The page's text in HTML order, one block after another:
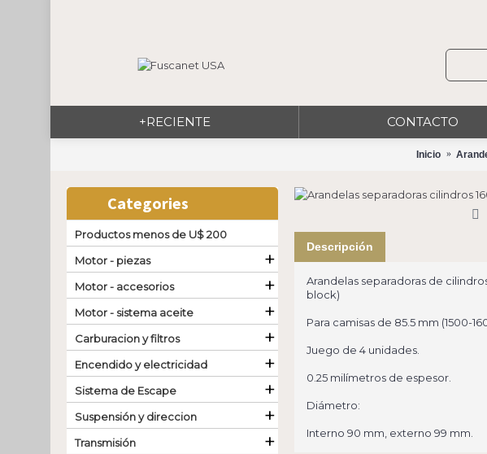
+RECIENTE CONTACTO
Inicio
Categories
Productos menos de U$ 200
Motor - piezas
+
Motor - accesorios +
Motor - sistema aceite +
Carburacion y filtros +
Encendido y electricidad +
Sistema de Escape +
Suspensión y direccion +
Transmisión +
Descripción
Arandelas separadoras de
block)
Para camisas de 85.5 mm (1500-
Juego de 4 unidades.
0.25 milímetros de espesor.
Diámetro:
Interno 90 mm, externo 99 mm.